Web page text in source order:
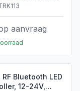
IP20
aanvraag
Bluetooth LED
12-24V,